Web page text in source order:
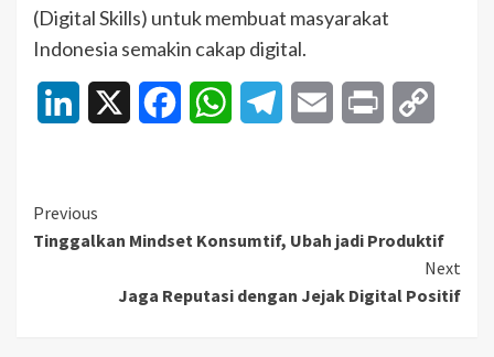
(Digital Skills) untuk membuat masyarakat
Indonesia semakin cakap digital.
LinkedIn FacebookWhatsAppTelegramEmail Print
Continue
Reading
Previous
Tinggalkan Mindset Konsumtif, Ubah jadi Produktif
Next
Jaga Reputasi dengan Jejak Digital Positif